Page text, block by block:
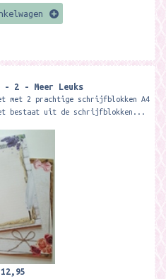
- 2 - Meer Leuks
met 2 prachtige schrijfblokken A4
bestaat uit de schrijfblokken...